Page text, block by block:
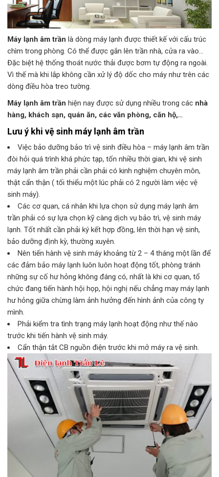
Máy lạnh âm trần là dòng máy lạnh được thiết kế với cấu trúc
chìm trong phòng. Có thể được gắn lên trần nhà, cửa ra vào…
Đặc biệt hệ thống thoát nước thải được bơm tự động ra ngoài.
Vì thế mà khi lắp không cần xử lý độ dốc cho máy như trên các
dòng điều hòa treo tường.
Máy lạnh âm trần hiện nay được sử dụng nhiều trong các nhà
hàng, khách sạn, quán ăn, các văn phòng, căn hộ,...
Lưu ý khi vệ sinh máy lạnh âm trần
Việc bảo dưỡng bảo trì vệ sinh điều hòa – máy lạnh âm trần
đòi hỏi quá trình khá phức tạp, tốn nhiều thời gian, khi vệ sinh
máy lạnh âm trần phải cần phải có kinh nghiệm chuyên môn,
thật cẩn thận ( tối thiểu một lúc phải có 2 người làm việc vệ
sinh máy).
Các cơ quan, cá nhân khi lựa chọn sử dụng máy lạnh âm
trần phải có sự lựa chọn kỹ càng dịch vụ bảo trì, vệ sinh máy
lạnh. Tốt nhất cần phải ký kết hợp đồng, lên thời hạn vệ sinh,
bảo dưỡng định kỳ, thường xuyên.
Nên tiến hành vệ sinh máy khoảng từ 2 – 4 tháng một lần để
các đảm bảo máy lạnh luôn luôn hoạt động tốt, phòng tránh
những sự cố hư hỏng không đáng có, nhất là khi cơ quan, tổ
chức đang tiến hành hội họp, hội nghị nếu chẳng may máy lạnh
hư hỏng giữa chừng làm ảnh hưởng đến hình ảnh của công ty
mình.
Phải kiểm tra tình trạng máy lạnh hoạt động như thế nào
trước khi tiến hành vệ sinh máy.
Cẩn thận tắt CB nguồn điện trước khi mở máy ra vệ sinh.